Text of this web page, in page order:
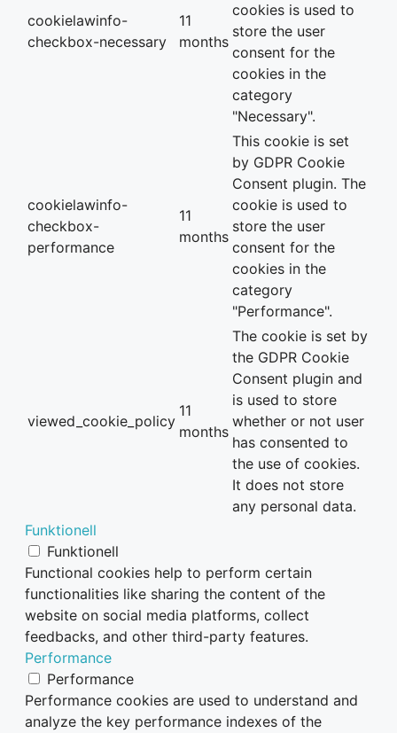
cookielawinfo-
checkbox-necessary
11
months
cookies is used to
store the user
consent for the
cookies in the
category
"Necessary".
cookielawinfo-
checkbox-
performance
11
months
This cookie is set
by GDPR Cookie
Consent plugin. The
cookie is used to
store the user
consent for the
cookies in the
category
"Performance".
viewed_cookie_policy
11
months
The cookie is set by
the GDPR Cookie
Consent plugin and
is used to store
whether or not user
has consented to
the use of cookies.
It does not store
any personal data.
Funktionell
Funktionell
Functional cookies help to perform certain
functionalities like sharing the content of the
website on social media platforms, collect
feedbacks, and other third-party features.
Performance
Performance
Performance cookies are used to understand and
analyze the key performance indexes of the